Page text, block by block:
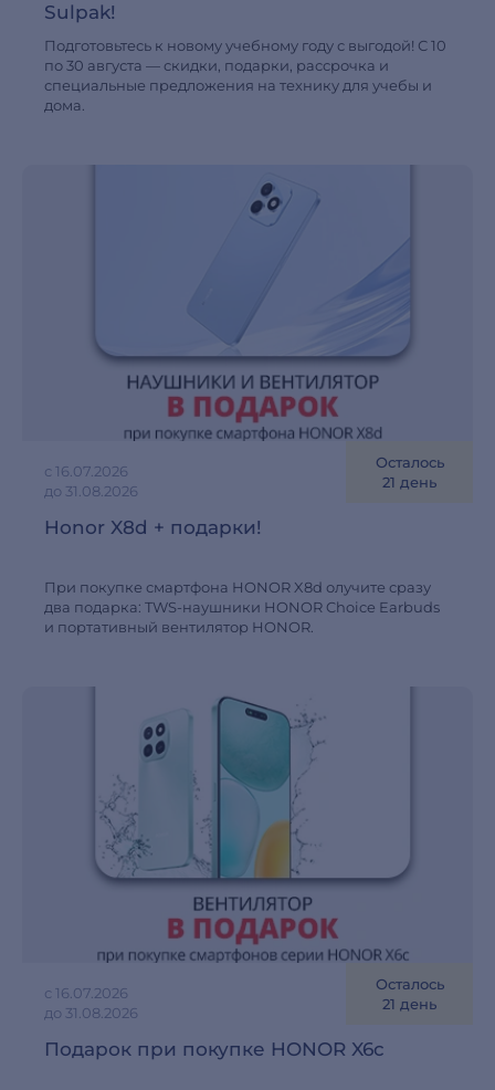
Sulpak!
Подготовьтесь к новому учебному году с выгодой! С 10
по 30 августа — скидки, подарки, рассрочка и
специальные предложения на технику для учебы и
дома.
с 16.07.2026
до 31.08.2026
Осталось
21 день
Honor X8d + подарки!
При покупке смартфона HONOR X8d олучите сразу
два подарка: TWS-наушники HONOR Choice Earbuds
и портативный вентилятор HONOR.
с 16.07.2026
до 31.08.2026
Осталось
21 день
Подарок при покупке HONOR X6c